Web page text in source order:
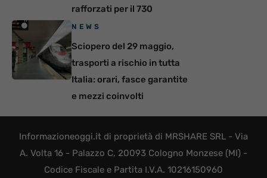
rafforzati per il 730
NEWS
Sciopero del 29 maggio,
trasporti a rischio in tutta
Italia: orari, fasce garantite
e mezzi coinvolti
Informazioneoggi.it di proprietà di MRSHARE SRL - Via
A. Volta 16 - Palazzo C, 20093 Cologno Monzese (MI) -
Codice Fiscale e Partita I.V.A. 10216150960